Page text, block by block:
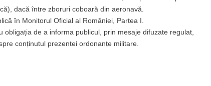
dacă între zboruri coboară din aeronavă.
în Monitorul Oficial al României, Partea I.
de a informa publicul, prin mesaje difuzate regulat,
conținutul prezentei ordonanțe militare.